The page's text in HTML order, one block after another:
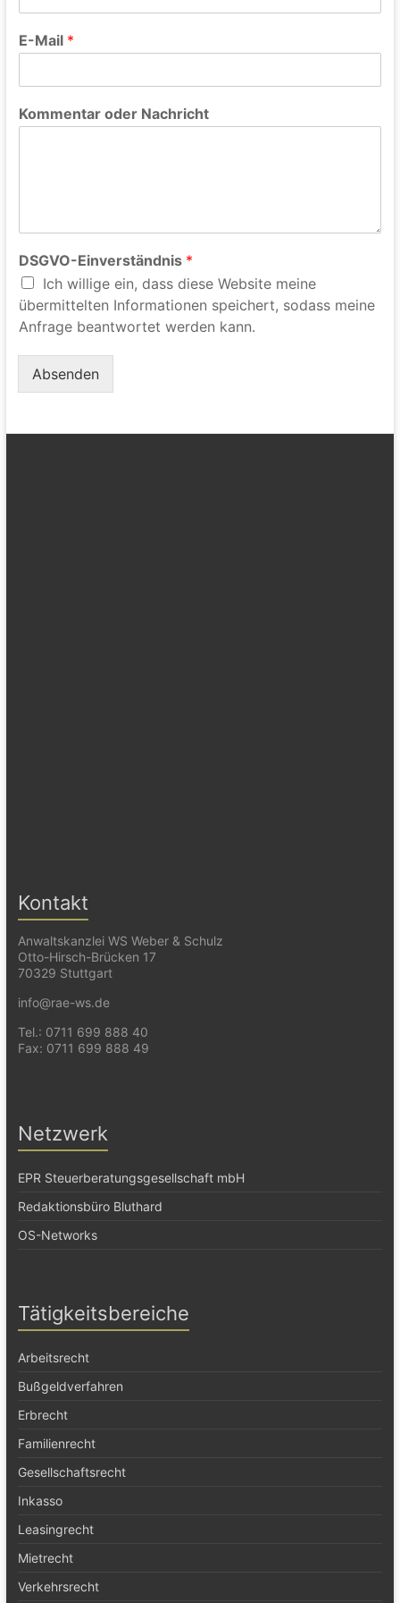
E-Mail *
Kommentar oder Nachricht
DSGVO-Einverständnis *
Ich willige ein, dass diese Website meine
übermittelten Informationen speichert, sodass meine
Anfrage beantwortet werden kann.
Absenden
Kontakt
Anwaltskanzlei WS Weber & Schulz
Otto-Hirsch-Brücken 17
70329 Stuttgart
info@rae-ws.de
Tel.: 0711 699 888 40
Fax: 0711 699 888 49
Netzwerk
EPR Steuerberatungsgesellschaft mbH
Redaktionsbüro Bluthard
OS-Networks
Tätigkeitsbereiche
Arbeitsrecht
Bußgeldverfahren
Erbrecht
Familienrecht
Gesellschaftsrecht
Inkasso
Leasingrecht
Mietrecht
Verkehrsrecht